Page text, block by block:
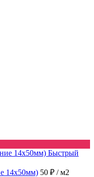
Быстрый
14x50мм) 50 ₽ / м2